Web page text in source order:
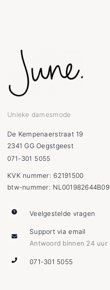
Unieke damesmode
De Kempenaerstraat 19
2341 GG Oegstgeest
071-301 5055
KVK nummer: 62191500
btw-nummer: NL001982644B09
Veelgestelde vragen
Support via email
Antwoord binnen 24 uur
071-301 5055